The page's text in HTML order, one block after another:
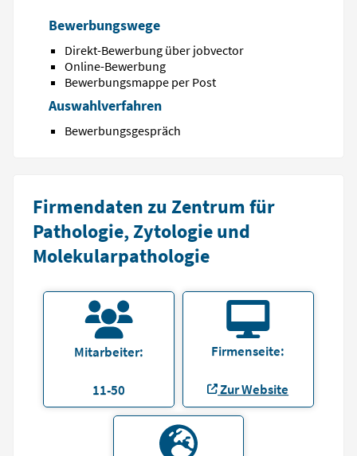
Bewerbungswege
Direkt-Bewerbung über jobvector
Online-Bewerbung
Bewerbungsmappe per Post
Auswahlverfahren
Bewerbungsgespräch
Firmendaten zu Zentrum für
Pathologie, Zytologie und
Molekularpathologie
Mitarbeiter:
11-50
Firmenseite:
Zur Website